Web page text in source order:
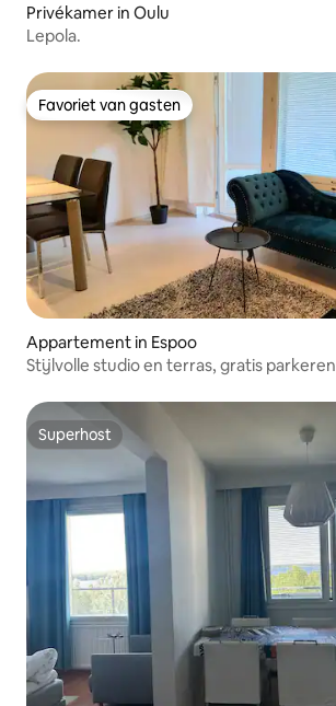
Privékamer in Oulu
Lepola.
Favoriet van gasten
Favoriet van gasten
Appartement in Espoo
Stijlvolle studio en terras, gratis parkeren
Superhost
Superhost